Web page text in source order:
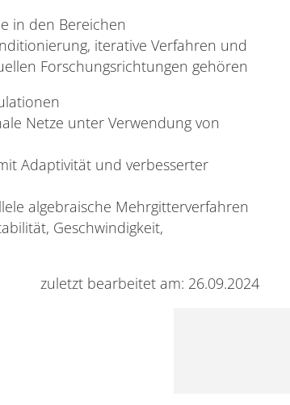
in den Bereichen
iterative Verfahren und
Forschungsrichtungen gehören
Netze unter Verwendung von
Adaptivität und verbesserter
algebraische Mehrgitterverfahren
Geschwindigkeit,
zuletzt bearbeitet am: 26.09.2024